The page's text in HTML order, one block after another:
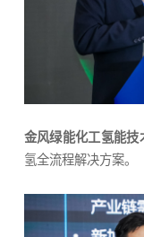
金风绿能化工氢能技
氢全流程解决方案。